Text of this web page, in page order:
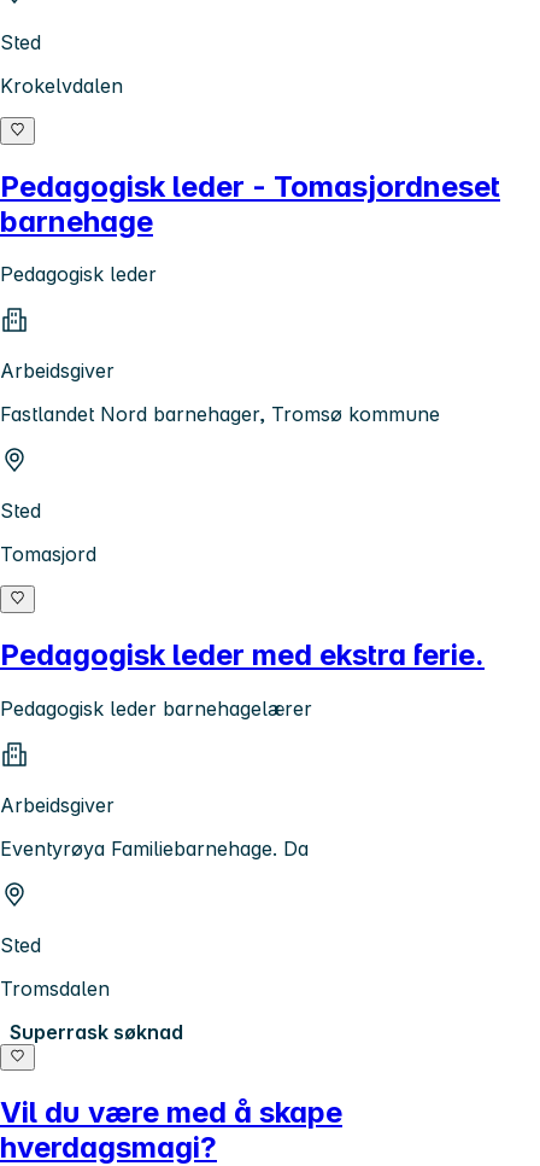
Sted
Krokelvdalen
Pedagogisk leder - Tomasjordneset
barnehage
Pedagogisk leder
Arbeidsgiver
Fastlandet Nord barnehager, Tromsø kommune
Sted
Tomasjord
Pedagogisk leder med ekstra ferie.
Pedagogisk leder barnehagelærer
Arbeidsgiver
Eventyrøya Familiebarnehage. Da
Sted
Tromsdalen
Superrask søknad
Vil du være med å skape
hverdagsmagi?